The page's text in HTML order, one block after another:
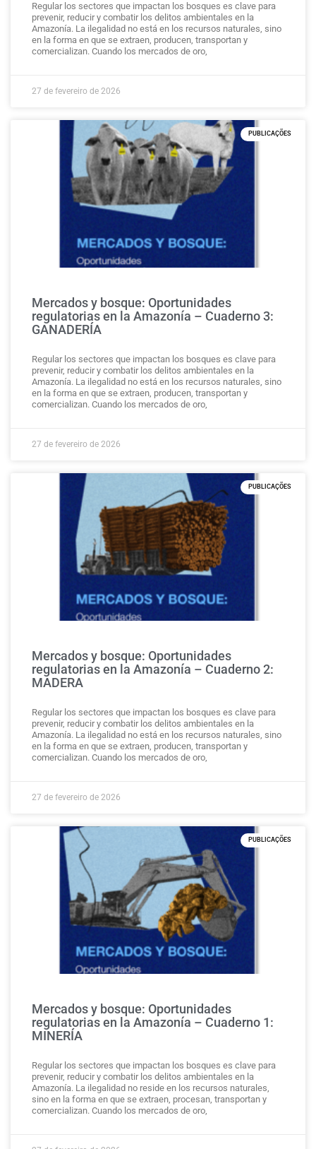
Regular los sectores que impactan los bosques es clave para
prevenir, reducir y combatir los delitos ambientales en la
Amazonía. La ilegalidad no está en los recursos naturales, sino
en la forma en que se extraen, producen, transportan y
comercializan. Cuando los mercados de oro,
27 de fevereiro de 2026
PUBLICAÇÕES
Mercados y bosque: Oportunidades
regulatorias en la Amazonía – Cuaderno 3:
GANADERÍA
Regular los sectores que impactan los bosques es clave para
prevenir, reducir y combatir los delitos ambientales en la
Amazonía. La ilegalidad no está en los recursos naturales, sino
en la forma en que se extraen, producen, transportan y
comercializan. Cuando los mercados de oro,
27 de fevereiro de 2026
PUBLICAÇÕES
Mercados y bosque: Oportunidades
regulatorias en la Amazonía – Cuaderno 2:
MADERA
Regular los sectores que impactan los bosques es clave para
prevenir, reducir y combatir los delitos ambientales en la
Amazonía. La ilegalidad no está en los recursos naturales, sino
en la forma en que se extraen, producen, transportan y
comercializan. Cuando los mercados de oro,
27 de fevereiro de 2026
PUBLICAÇÕES
Mercados y bosque: Oportunidades
regulatorias en la Amazonía – Cuaderno 1:
MINERÍA
Regular los sectores que impactan los bosques es clave para
prevenir, reducir y combatir los delitos ambientales en la
Amazonía. La ilegalidad no reside en los recursos naturales,
sino en la forma en que se extraen, procesan, transportan y
comercializan. Cuando los mercados de oro,